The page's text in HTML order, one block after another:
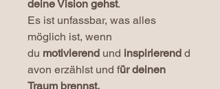
deine Vision gehst.
Es ist unfassbar, was alles
möglich ist, wenn
du motivierend und inspirierend d
avon erzählst und für deinen
Traum brennst.